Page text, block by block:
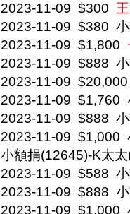
2023-11-09 $300
2023-11-09 $380
2023-11-09 $1,800
2023-11-09 $888
2023-11-09 $20,000
2023-11-09 $1,760
2023-11-09 $888
2023-11-09 $1,000
小額捐(12645)-K太
2023-11-09 $588
2023-11-09 $888
2023-11-09 $1,000